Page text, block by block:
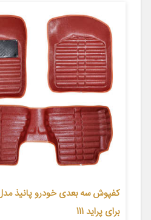
برای پراید 111